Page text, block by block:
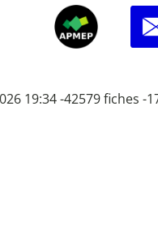
19:34 -42579 fiches -